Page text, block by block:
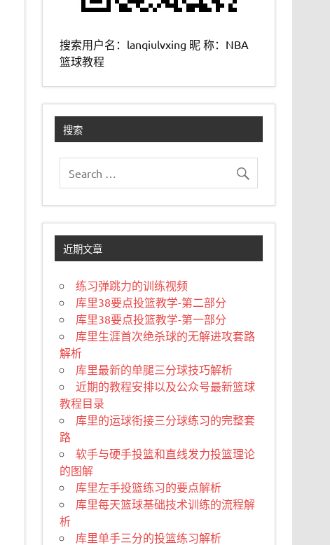
搜索用户名：lanqiulvxing 昵 称：NBA
篮球教程
搜索
近期文章
练习弹跳力的训练视频
库里38要点投篮教学-第二部分
库里38要点投篮教学-第一部分
库里生涯首次绝杀球的无解进攻套路
解析
库里最新的单腿三分球技巧解析
近期的教程安排以及公众号最新篮球
教程目录
库里的运球衔接三分球练习的完整套
路
软手与硬手投篮和直线发力投篮理论
的图解
库里左手投篮练习的要点解析
库里每天篮球基础技术训练的流程解
析
库里单手三分的投篮练习解析